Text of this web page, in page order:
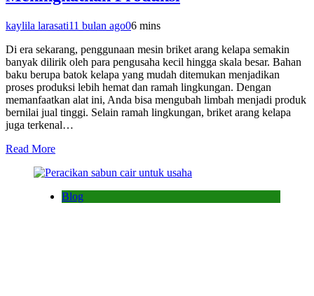
kaylila larasati11 bulan ago06 mins
Di era sekarang, penggunaan mesin briket arang kelapa semakin
banyak dilirik oleh para pengusaha kecil hingga skala besar. Bahan
baku berupa batok kelapa yang mudah ditemukan menjadikan
proses produksi lebih hemat dan ramah lingkungan. Dengan
memanfaatkan alat ini, Anda bisa mengubah limbah menjadi produk
bernilai jual tinggi. Selain ramah lingkungan, briket arang kelapa
juga terkenal…
Read More
Blog